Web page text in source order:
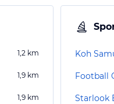
1,2 km
1,9 km
1,9 km
Koh
Football
Starlook